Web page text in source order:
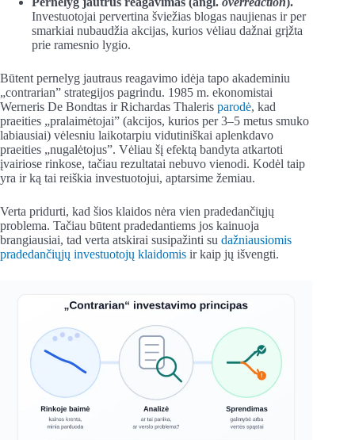
Investuotojai pervertina šviežias blogas naujienas ir per
smarkiai nubaudžia akcijas, kurios vėliau dažnai grįžta
prie ramesnio lygio.
Būtent pernelyg jautraus reagavimo idėja tapo akademiniu
„contrarian” strategijos pagrindu. 1985 m. ekonomistai
Werneris De Bondtas ir Richardas Thaleris parodė, kad
praeities „pralaimėtojai” (akcijos, kurios per 3–5 metus smuko
labiausiai) vėlesniu laikotarpiu vidutiniškai aplenkdavo
praeities „nugalėtojus”. Vėliau šį efektą bandyta atkartoti
įvairiose rinkose, tačiau rezultatai nebuvo vienodi. Kodėl taip
yra ir ką tai reiškia investuotojui, aptarsime žemiau.
Verta pridurti, kad šios klaidos nėra vien pradedančiųjų
problema. Tačiau būtent pradedantiems jos kainuoja
brangiausiai, tad verta atskirai susipažinti su dažniausiomis
pradedančiųjų investuotojų klaidomis ir kaip jų išvengti.